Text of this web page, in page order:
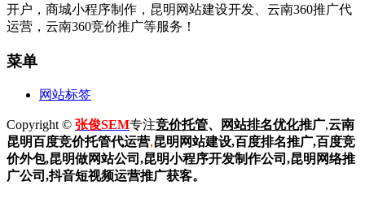
开户，商城小程序制作，昆明网站建设开发、云南360推广代
运营，云南360竞价推广等服务！
菜单
网站标签
Copyright © 张俊SEM专注竞价托管、 网站排名优化推广,云南
昆明百度竞价托管代运营,昆明网站建设,百度排名推广,百度竞
价外包,昆明做网站公司,昆明小程序开发制作公司,昆明网络推
广公司,抖音短视频运营推广获客。